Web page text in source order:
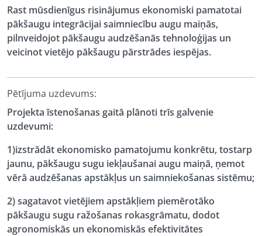
Rast mūsdienīgus risinājumus ekonomiski pamatotai
pākšaugu integrācijai saimniecību augu maiņās,
pilnveidojot pākšaugu audzēšanās tehnoloģijas un
veicinot vietējo pākšaugu pārstrādes iespējas.
Pētījuma uzdevums:
Projekta īstenošanas gaitā plānoti trīs galvenie
uzdevumi:
1)izstrādāt ekonomisko pamatojumu konkrētu, tostarp
jaunu, pākšaugu sugu iekļaušanai augu maiņā, ņemot
vērā audzēšanas apstākļus un saimniekošanas sistēmu;
2) sagatavot vietējiem apstākļiem piemērotāko
pākšaugu sugu ražošanas rokasgrāmatu, dodot
agronomiskās un ekonomiskās efektivitātes